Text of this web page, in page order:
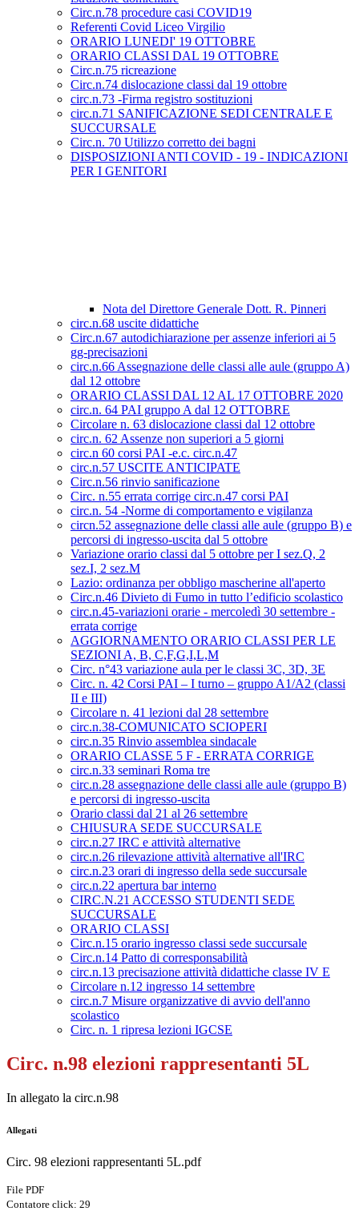
Circ.n.78 procedure casi COVID19
Referenti Covid Liceo Virgilio
ORARIO LUNEDI' 19 OTTOBRE
ORARIO CLASSI DAL 19 OTTOBRE
Circ.n.75 ricreazione
Circ.n.74 dislocazione classi dal 19 ottobre
circ.n.73 -Firma registro sostituzioni
circ.n.71 SANIFICAZIONE SEDI CENTRALE E
SUCCURSALE
Circ.n. 70 Utilizzo corretto dei bagni
DISPOSIZIONI ANTI COVID - 19 - INDICAZIONI
PER I GENITORI
Nota del Direttore Generale Dott. R. Pinneri
circ.n.68 uscite didattiche
Circ.n.67 autodichiarazione per assenze inferiori ai 5
gg-precisazioni
circ.n.66 Assegnazione delle classi alle aule (gruppo A)
dal 12 ottobre
ORARIO CLASSI DAL 12 AL 17 OTTOBRE 2020
circ.n. 64 PAI gruppo A dal 12 OTTOBRE
Circolare n. 63 dislocazione classi dal 12 ottobre
circ.n. 62 Assenze non superiori a 5 giorni
circ.n 60 corsi PAI -e.c. circ.n.47
circ.n.57 USCITE ANTICIPATE
Circ.n.56 rinvio sanificazione
Circ. n.55 errata corrige circ.n.47 corsi PAI
circ.n. 54 -Norme di comportamento e vigilanza
circn.52 assegnazione delle classi alle aule (gruppo B) e
percorsi di ingresso-uscita dal 5 ottobre
Variazione orario classi dal 5 ottobre per I sez.Q, 2
sez.I, 2 sez.M
Lazio: ordinanza per obbligo mascherine all'aperto
Circ.n.46 Divieto di Fumo in tutto l’edificio scolastico
circ.n.45-variazioni orarie - mercoledì 30 settembre -
errata corrige
AGGIORNAMENTO ORARIO CLASSI PER LE
SEZIONI A, B, C,F,G,I,L,M
Circ. n°43 variazione aula per le classi 3C, 3D, 3E
Circ. n. 42 Corsi PAI – I turno – gruppo A1/A2 (classi
II e III)
Circolare n. 41 lezioni dal 28 settembre
circ.n.38-COMUNICATO SCIOPERI
circ.n.35 Rinvio assemblea sindacale
ORARIO CLASSE 5 F - ERRATA CORRIGE
circ.n.33 seminari Roma tre
circ.n.28 assegnazione delle classi alle aule (gruppo B)
e percorsi di ingresso-uscita
Orario classi dal 21 al 26 settembre
CHIUSURA SEDE SUCCURSALE
circ.n.27 IRC e attività alternative
circ.n.26 rilevazione attività alternative all'IRC
circ.n.23 orari di ingresso della sede succursale
circ.n.22 apertura bar interno
CIRC.N.21 ACCESSO STUDENTI SEDE
SUCCURSALE
ORARIO CLASSI
Circ.n.15 orario ingresso classi sede succursale
Circ.n.14 Patto di corresponsabilità
circ.n.13 precisazione attività didattiche classe IV E
Circolare n.12 ingresso 14 settembre
circ.n.7 Misure organizzative di avvio dell'anno
scolastico
Circ. n. 1 ripresa lezioni IGCSE
Circ. n.98 elezioni rappresentanti 5L
In allegato la circ.n.98
Allegati
Circ. 98 elezioni rappresentanti 5L.pdf
File PDF
Contatore click: 29